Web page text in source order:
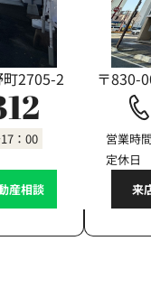
2705-2
：00
産相談
〒830-
営業時
定休日
来